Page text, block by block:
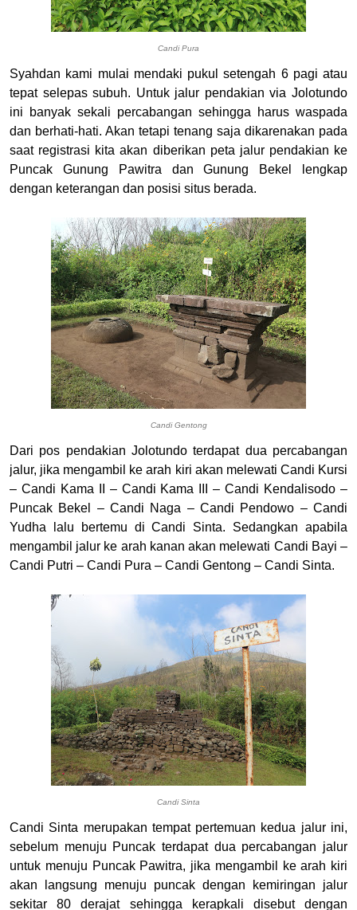
Candi Pura
Syahdan kami mulai mendaki pukul setengah 6 pagi atau
tepat selepas subuh. Untuk jalur pendakian via Jolotundo
ini banyak sekali percabangan sehingga harus waspada
dan berhati-hati. Akan tetapi tenang saja dikarenakan pada
saat registrasi kita akan diberikan peta jalur pendakian ke
Puncak Gunung Pawitra dan Gunung Bekel lengkap
dengan keterangan dan posisi situs berada.
Candi Gentong
Dari pos pendakian Jolotundo terdapat dua percabangan
jalur, jika mengambil ke arah kiri akan melewati Candi Kursi
– Candi Kama II – Candi Kama III – Candi Kendalisodo –
Puncak Bekel – Candi Naga – Candi Pendowo – Candi
Yudha lalu bertemu di Candi Sinta. Sedangkan apabila
mengambil jalur ke arah kanan akan melewati Candi Bayi –
Candi Putri – Candi Pura – Candi Gentong – Candi Sinta.
Candi Sinta
Candi Sinta merupakan tempat pertemuan kedua jalur ini,
sebelum menuju Puncak terdapat dua percabangan jalur
untuk menuju Puncak Pawitra, jika mengambil ke arah kiri
akan langsung menuju puncak dengan kemiringan jalur
sekitar 80 derajat sehingga kerapkali disebut dengan